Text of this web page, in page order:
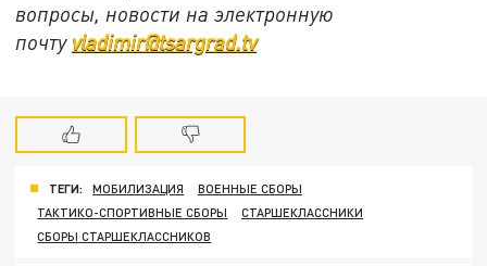
вопросы, новости на электронную
почту vladimir@tsargrad.tv
ТЕГИ: МОБИЛИЗАЦИЯ
ВОЕННЫЕ СБОРЫ
ТАКТИКО-СПОРТИВНЫЕ СБОРЫ
СТАРШЕКЛАССНИКИ
СБОРЫ СТАРШЕКЛАССНИКОВ